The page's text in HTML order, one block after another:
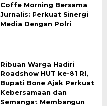
Coffe Morning Bersama
Jurnalis: Perkuat Sinergi
Media Dengan Polri
Ribuan Warga Hadiri
Roadshow HUT ke-81 RI,
Bupati Bone Ajak Perkuat
Kebersamaan dan
Semangat Membangun